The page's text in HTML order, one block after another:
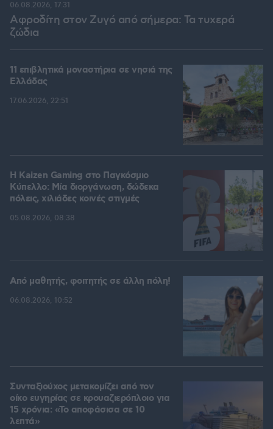
Αφροδίτη στον Ζυγό από σήμερα: Τα τυχερά
ζώδια
06.08.2026, 17:31
11 επιβλητικά μοναστήρια σε νησιά της
Ελλάδας
17.06.2026, 22:51
H Kaizen Gaming στο Παγκόσμιο
Kύπελλο: Μία διοργάνωση, δώδεκα
πόλεις, χιλιάδες κοινές στιγμές
05.08.2026, 08:38
Από μαθητής, φοιτητής σε άλλη πόλη!
06.08.2026, 10:52
Συνταξιούχος μετακομίζει από τον
οίκο ευγηρίας σε κρουαζιερόπλοιο για
15 χρόνια: «Το αποφάσισα σε 10
λεπτά»